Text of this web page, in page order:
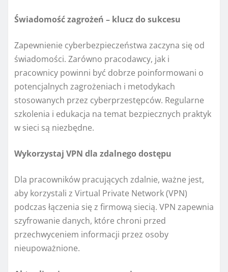
Świadomość zagrożeń – klucz do sukcesu
Zapewnienie cyberbezpieczeństwa zaczyna się od
świadomości. Zarówno pracodawcy, jak i
pracownicy powinni być dobrze poinformowani o
potencjalnych zagrożeniach i metodykach
stosowanych przez cyberprzestępców. Regularne
szkolenia i edukacja na temat bezpiecznych praktyk
w sieci są niezbędne.
Wykorzystaj VPN dla zdalnego dostępu
Dla pracowników pracujących zdalnie, ważne jest,
aby korzystali z Virtual Private Network (VPN)
podczas łączenia się z firmową siecią. VPN zapewnia
szyfrowanie danych, które chroni przed
przechwyceniem informacji przez osoby
nieupoważnione.